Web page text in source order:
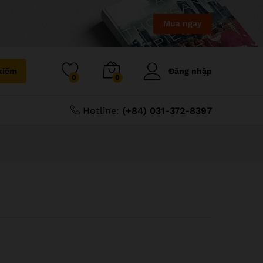
Mua ngay
0 0
Đăng nhập
Hotline: (+84) 031-372-8397